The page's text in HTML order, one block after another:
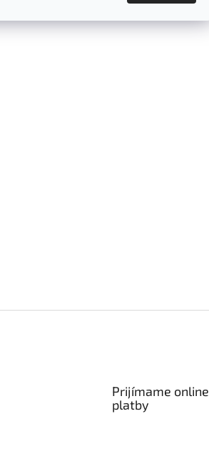
Prijímame online
platby